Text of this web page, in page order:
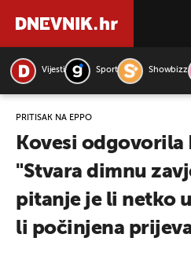
Vijesti Sport Showbizz
PRITISAK NA EPPO
Kovesi odgovorila
"Stvara dimnu
pitanje je li netko
li počinjena
PRETRAŽITE VIJESTI